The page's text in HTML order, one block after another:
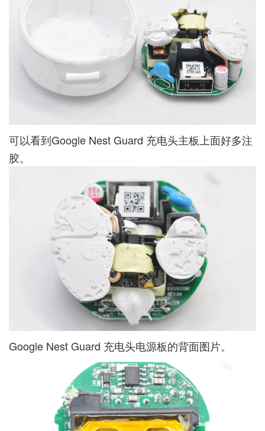
可以看到Google Nest Guard 充电头主板上面好多注
胶。
Google Nest Guard 充电头电源板的背面图片。